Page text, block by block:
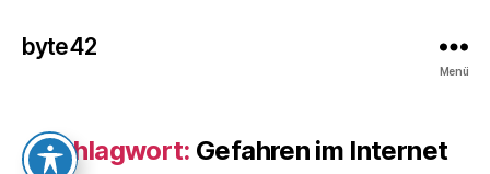
byte42
Menü
Schlagwort: Gefahren im Internet